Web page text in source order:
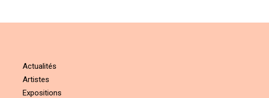
Actualités
Artistes
Expositions